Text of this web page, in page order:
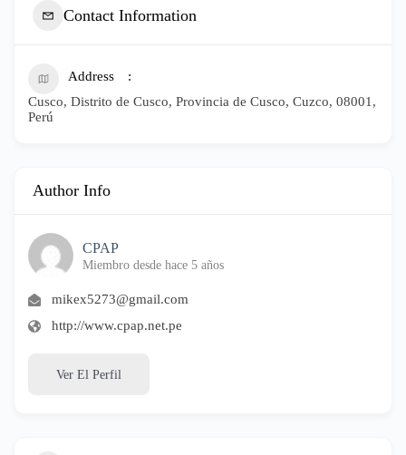
Contact Information
Address
Cusco, Distrito de Cusco, Provincia de Cusco, Cuzco, 08001,
Perú
Author Info
CPAP
Miembro desde hace 5 años
mikex5273@gmail.com
http://www.cpap.net.pe
Ver El Perfil